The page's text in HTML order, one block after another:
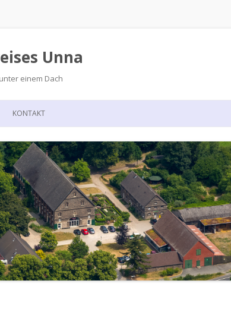
Unna
einem Dach
Zum
KONTAKT